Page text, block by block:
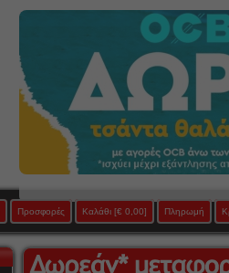
Προσφορές Καλάθι [€ 0,00] Πληρωμή